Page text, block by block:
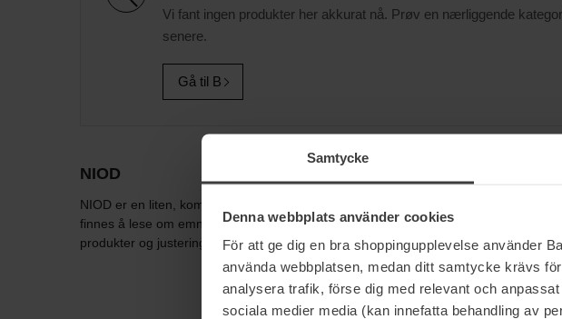
Samtycke
Denna webbplats använder cookies
För att ge dig en bra shoppingupplevelse använder
använda webbplatsen, medan ditt samtycke krävs
analysera trafik, förse dig med relevant och
sociala medier media (kan innefatta behandling av
Vi fant ingen produkter her akkurat nå. Prøv en nærliggende
senere.
Gå til B
NIOD
NIOD er en liten, komplett hudpleieserie med funksjonelle nisjeprodukter for
finnes å lese om emnet - SKINCARE FOR THE HYPER EDUCATED. NIOD leter
produkter og justeringer av ingredienser i eksisterende produkter kommer raskt -